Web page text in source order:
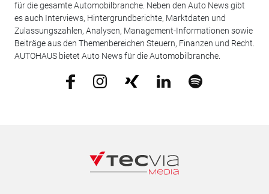
für die gesamte Automobilbranche. Neben den Auto News gibt
es auch Interviews, Hintergrundberichte, Marktdaten und
Zulassungszahlen, Analysen, Management-Informationen sowie
Beiträge aus den Themenbereichen Steuern, Finanzen und Recht.
AUTOHAUS bietet Auto News für die Automobilbranche.